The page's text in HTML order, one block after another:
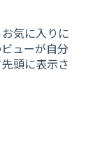
気に入りに
ューが自分
頭に表示さ